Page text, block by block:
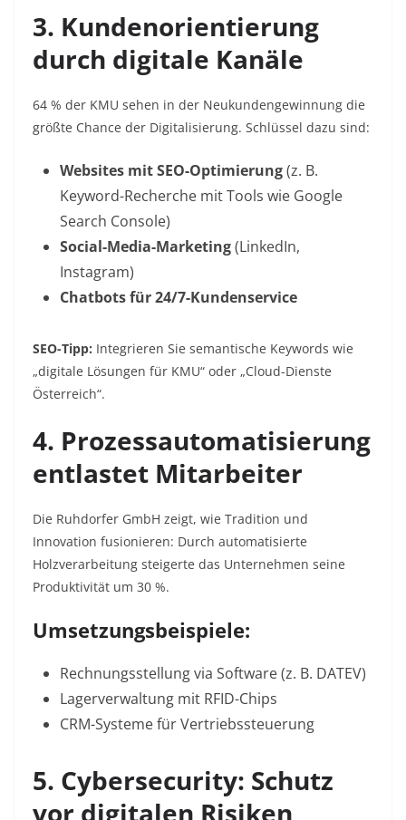
3. Kundenorientierung
durch digitale Kanäle
64 % der KMU sehen in der Neukundengewinnung die
größte Chance der Digitalisierung. Schlüssel dazu sind:
Websites mit SEO-Optimierung(z. B.
Keyword-Recherche mit Tools wie Google
Search Console)
Social-Media-Marketing(LinkedIn,
Instagram)
Chatbots für 24/7-Kundenservice
SEO-Tipp: Integrieren Sie semantische Keywords wie
„digitale Lösungen für KMU“ oder „Cloud-Dienste
Österreich“.
4. Prozessautomatisierung
entlastet Mitarbeiter
Die Ruhdorfer GmbH zeigt, wie Tradition und
Innovation fusionieren: Durch automatisierte
Holzverarbeitung steigerte das Unternehmen seine
Produktivität um 30 %.
Umsetzungsbeispiele:
Rechnungsstellung via Software (z. B. DATEV)
Lagerverwaltung mit RFID-Chips
CRM-Systeme für Vertriebssteuerung
5. Cybersecurity: Schutz
vor digitalen Risiken